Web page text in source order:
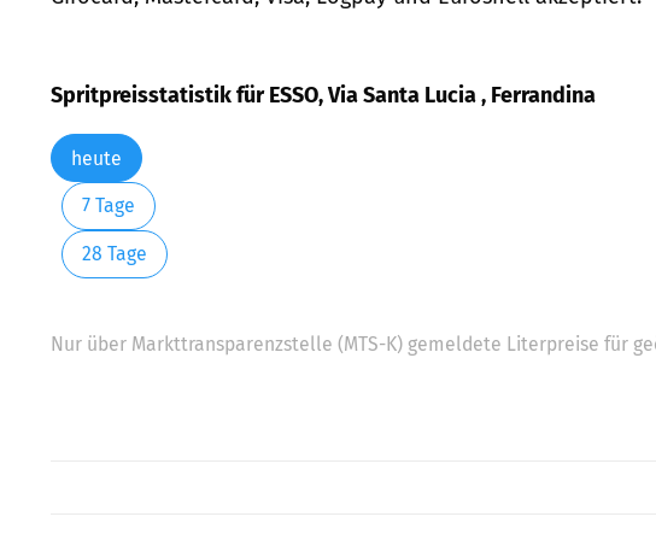
Spritpreisstatistik für ESSO, Via Santa Lucia , Ferrandina
heute
7 Tage
28 Tage
Nur über Markttransparenzstelle (MTS-K) gemeldete Literpreise für